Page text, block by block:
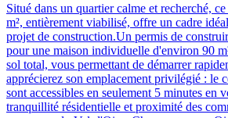
Situé dans un quartier calme et recherché,
m², entièrement viabilisé, offre un cadre
projet de construction.Un permis de
pour une maison individuelle d'environ 90
sol total, vous permettant de démarrer
apprécierez son emplacement privilégié : le
sont accessibles en seulement 5 minutes en
tranquillité résidentielle et proximité des